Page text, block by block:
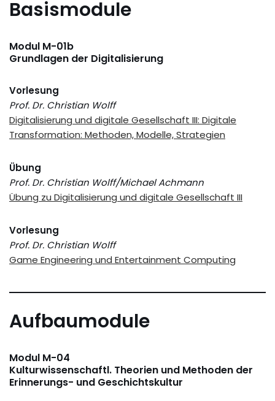
Basismodule
Modul M-01b
Grundlagen der Digitalisierung
Vorlesung
Prof. Dr. Christian Wolff
Digitalisierung und digitale Gesellschaft III: Digitale
Transformation: Methoden, Modelle, Strategien
Übung
Prof. Dr. Christian Wolff/Michael Achmann
Übung zu Digitalisierung und digitale Gesellschaft III
Vorlesung
Prof. Dr. Christian Wolff
Game Engineering und Entertainment Computing
Aufbaumodule
Modul M-04
Kulturwissenschaftl. Theorien und Methoden der
Erinnerungs- und Geschichtskultur